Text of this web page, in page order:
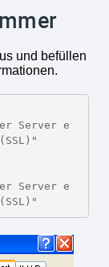
und befüllen
Server e
Server e